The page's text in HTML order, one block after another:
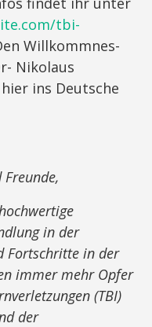
tbi-
Willkommnes-
Nikolaus
ins Deutsche
in der
Fortschritte in der
immer mehr Opfer
(TBI)
der